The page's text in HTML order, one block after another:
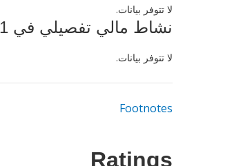
لا تتوفر بيانات.
نشاط مالي تفصيلي في 2026/07/31
لا تتوفر بيانات.
Footnotes